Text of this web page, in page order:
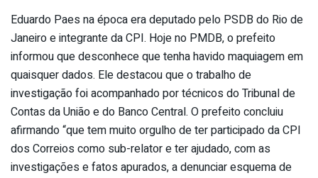
Eduardo Paes na época era deputado pelo PSDB do Rio de
Janeiro e integrante da CPI. Hoje no PMDB, o prefeito
informou que desconhece que tenha havido maquiagem em
quaisquer dados. Ele destacou que o trabalho de
investigação foi acompanhado por técnicos do Tribunal de
Contas da União e do Banco Central. O prefeito concluiu
afirmando “que tem muito orgulho de ter participado da CPI
dos Correios como sub-relator e ter ajudado, com as
investigações e fatos apurados, a denunciar esquema de